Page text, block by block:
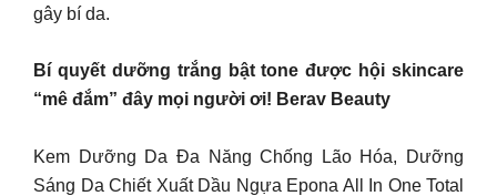
gây bí da.
Bí quyết dưỡng trắng bật tone được hội skincare
“mê đắm” đây mọi người ơi! Berav Beauty
Kem Dưỡng Da Đa Năng Chống Lão Hóa, Dưỡng
Sáng Da Chiết Xuất Dầu Ngựa Epona All In One Total